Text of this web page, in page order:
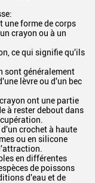
une forme de corps
crayon ou à un
ce qui signifie qu'ils
sont généralement
lèvre ou d'un bec
ont une partie
à rester debout dans
crochet à haute
ou en silicone
en différentes
de poissons
d'eau et de